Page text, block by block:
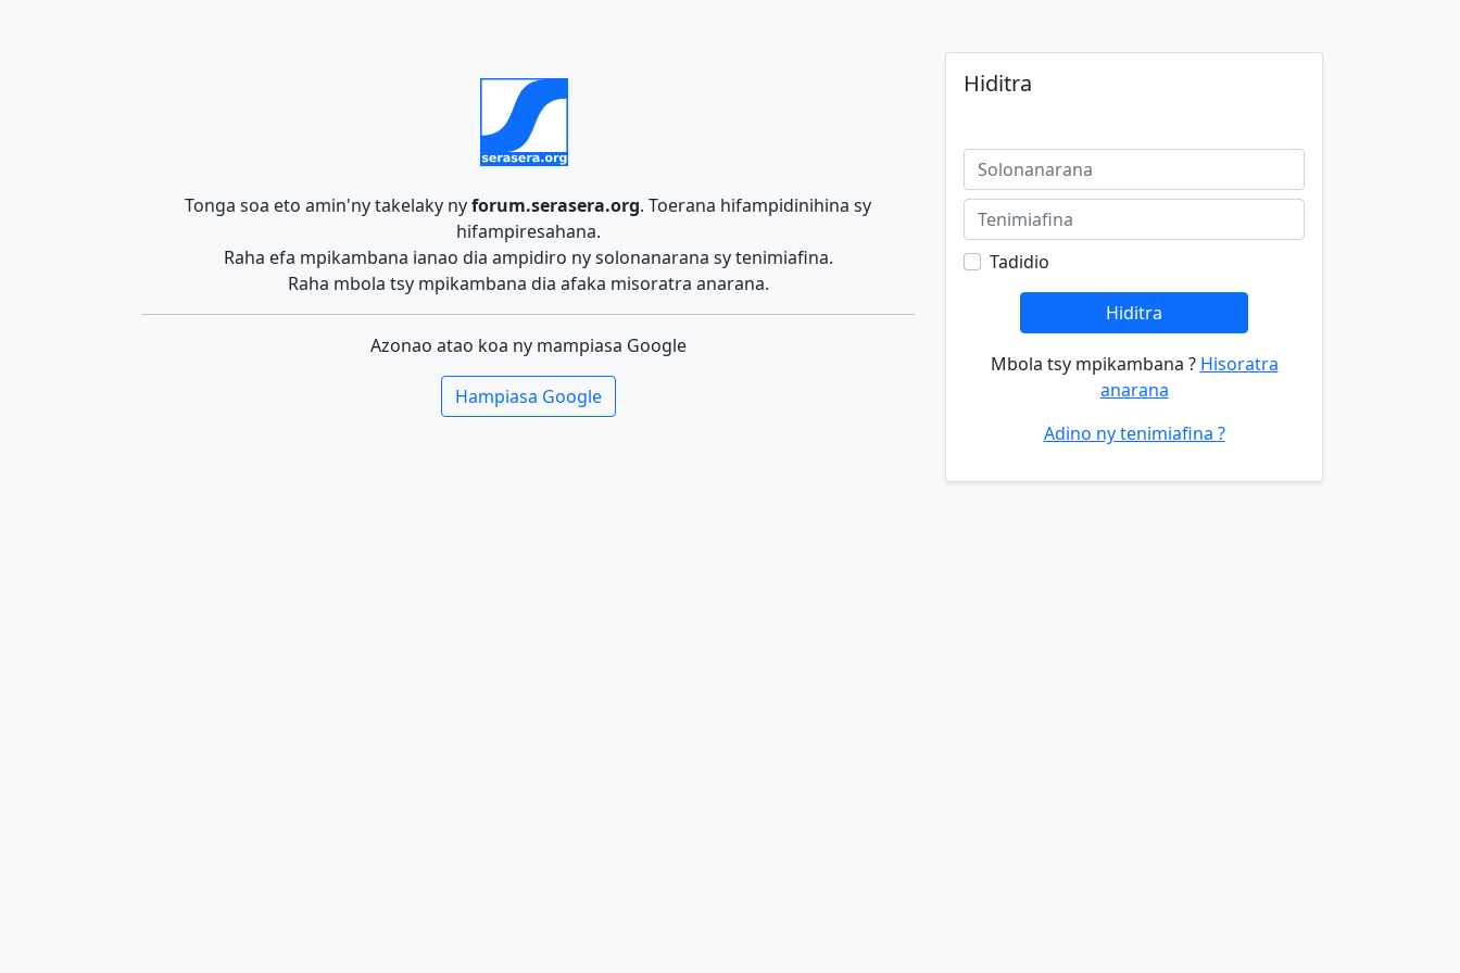
Tonga soa eto amin'ny takelaky nyforum.serasera.org. Toerana hifampidinihina sy
hifampiresahana.
Raha efa mpikambana ianao dia ampidiro ny solonanarana sy tenimiafina.
Raha mbola tsy mpikambana dia afaka misoratra anarana.
Azonao atao koa ny mampiasa Google
Hampiasa Google
Hiditra
Tadidio
Hiditra
Mbola tsy mpikambana ? Hisoratra
anarana
Adino ny tenimiafina ?